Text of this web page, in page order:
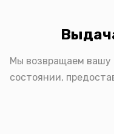
Мы возвращаем вашу
состоянии,